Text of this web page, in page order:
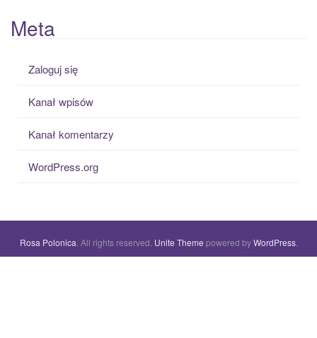
Meta
Zaloguj się
Kanał wpisów
Kanał komentarzy
WordPress.org
Rosa Polonica . All rights reserved. Unite Theme powered byWordPress.